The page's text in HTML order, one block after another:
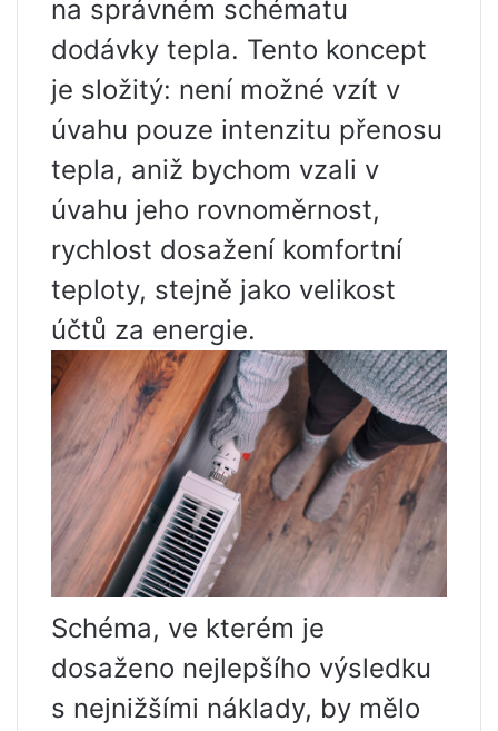
na správném schématu
dodávky tepla. Tento koncept
je složitý: není možné vzít v
úvahu pouze intenzitu přenosu
tepla, aniž bychom vzali v
úvahu jeho rovnoměrnost,
rychlost dosažení komfortní
teploty, stejně jako velikost
účtů za energie.
Schéma, ve kterém je
dosaženo nejlepšího výsledku
s nejnižšími náklady, by mělo